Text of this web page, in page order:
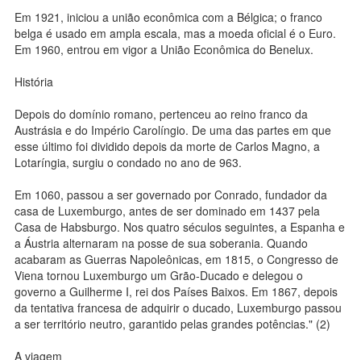
Em 1921, iniciou a união econômica com a Bélgica; o franco
belga é usado em ampla escala, mas a moeda oficial é o Euro.
Em 1960, entrou em vigor a União Econômica do Benelux.
História
Depois do domínio romano, pertenceu ao reino franco da
Austrásia e do Império Carolíngio. De uma das partes em que
esse último foi dividido depois da morte de Carlos Magno, a
Lotaríngia, surgiu o condado no ano de 963.
Em 1060, passou a ser governado por Conrado, fundador da
casa de Luxemburgo, antes de ser dominado em 1437 pela
Casa de Habsburgo. Nos quatro séculos seguintes, a Espanha e
a Áustria alternaram na posse de sua soberania. Quando
acabaram as Guerras Napoleônicas, em 1815, o Congresso de
Viena tornou Luxemburgo um Grão-Ducado e delegou o
governo a Guilherme I, rei dos Países Baixos. Em 1867, depois
da tentativa francesa de adquirir o ducado, Luxemburgo passou
a ser território neutro, garantido pelas grandes potências." (2)
A viagem